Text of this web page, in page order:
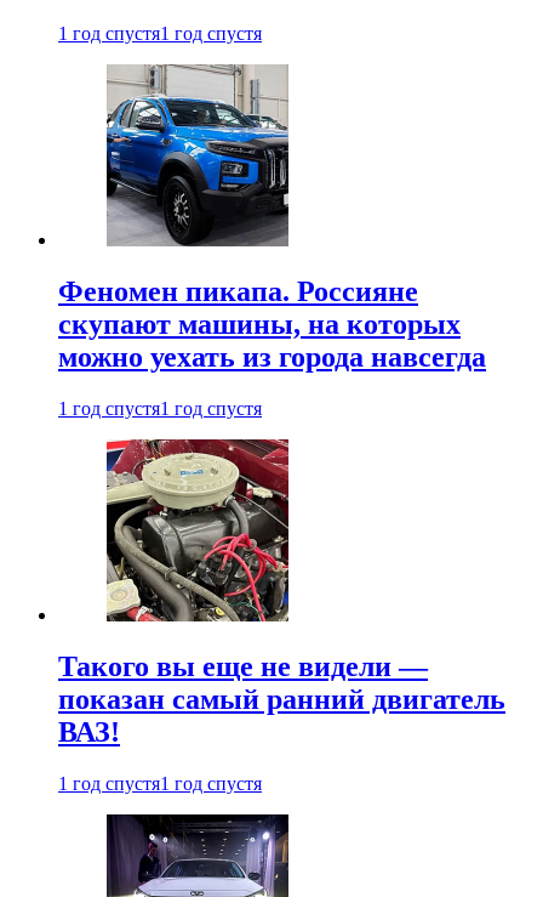
1 год спустя1 год спустя
Феномен пикапа. Россияне
скупают машины, на которых
можно уехать из города навсегда
1 год спустя1 год спустя
Такого вы еще не видели —
показан самый ранний двигатель
ВАЗ!
1 год спустя1 год спустя